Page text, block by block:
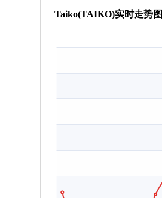
Taiko(TAIKO)实时走势图